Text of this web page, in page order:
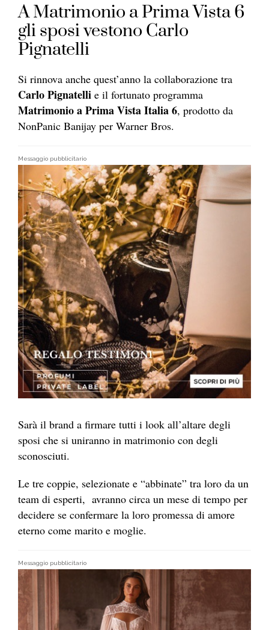
A Matrimonio a Prima Vista 6
gli sposi vestono Carlo
Pignatelli
Si rinnova anche quest’anno la collaborazione tra
Carlo Pignatelli e il fortunato programma
Matrimonio a Prima Vista Italia 6, prodotto da
NonPanic Banijay per Warner Bros.
Messaggio pubblicitario
Sarà il brand a firmare tutti i look all’altare degli
sposi che si uniranno in matrimonio con degli
sconosciuti.
Le tre coppie, selezionate e “abbinate” tra loro da un
team di esperti, avranno circa un mese di tempo per
decidere se confermare la loro promessa di amore
eterno come marito e moglie.
Messaggio pubblicitario